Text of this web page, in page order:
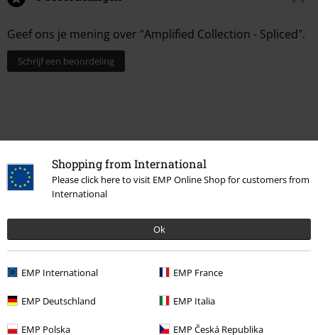
Shopping from International
Please click here to visit EMP Online Shop for customers from
International
Ok
EMP International EMP France
EMP Deutschland EMP Italia
EMP Polska EMP Česká Republika
Geef ons je mening over "Amplified Collection - Spliced".
Schrijf een beoordeling
Laatst bezocht